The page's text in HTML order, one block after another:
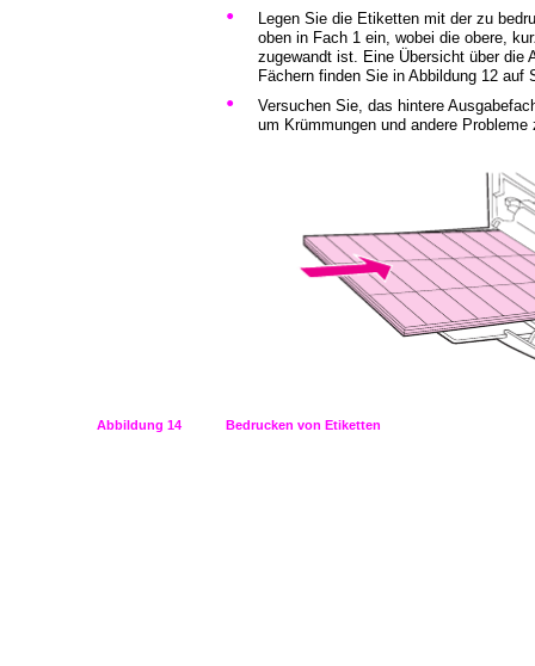
•
Legen Sie die Etiketten mit der zu
oben in Fach 1 ein, wobei die obere,
zugewandt ist. Eine Übersicht über die
Fächern finden Sie in Abbildung 12 auf
•
Versuchen Sie, das hintere
um Krümmungen und andere Probleme
Abbildung 14 Bedrucken von Etiketten